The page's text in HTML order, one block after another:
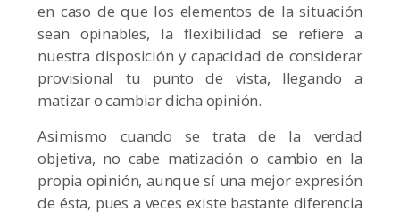
en caso de que los elementos de la situación
sean opinables, la flexibilidad se refiere a
nuestra disposición y capacidad de considerar
provisional tu punto de vista, llegando a
matizar o cambiar dicha opinión.
Asimismo cuando se trata de la verdad
objetiva, no cabe matización o cambio en la
propia opinión, aunque sí una mejor expresión
de ésta, pues a veces existe bastante diferencia